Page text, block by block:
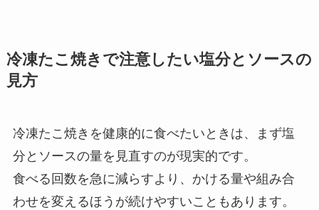
冷凍たこ焼きで注意したい塩分とソースの
見方
冷凍たこ焼きを健康的に食べたいときは、まず塩
分とソースの量を見直すのが現実的です。
食べる回数を急に減らすより、かける量や組み合
わせを変えるほうが続けやすいこともあります。